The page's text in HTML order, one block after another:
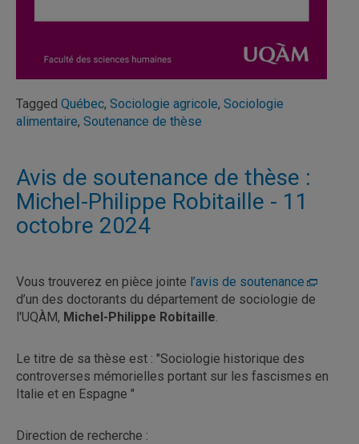
Tagged Québec, Sociologie agricole, Sociologie
alimentaire, Soutenance de thèse
Avis de soutenance de thèse :
Michel-Philippe Robitaille - 11
octobre 2024
Vous trouverez en pièce jointe l’avis de soutenance
d’un des doctorants du département de sociologie de
l'UQÀM, Michel-Philippe Robitaille.
Le titre de sa thèse est : "Sociologie historique des
controverses mémorielles portant sur les fascismes en
Italie et en Espagne "
Direction de recherche :